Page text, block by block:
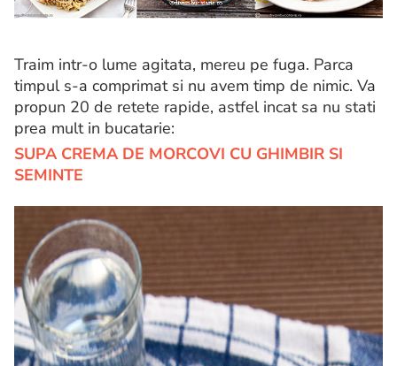
Traim intr-o lume agitata, mereu pe fuga. Parca
timpul s-a comprimat si nu avem timp de nimic. Va
propun 20 de retete rapide, astfel incat sa nu stati
prea mult in bucatarie:
SUPA CREMA DE MORCOVI CU GHIMBIR SI
SEMINTE